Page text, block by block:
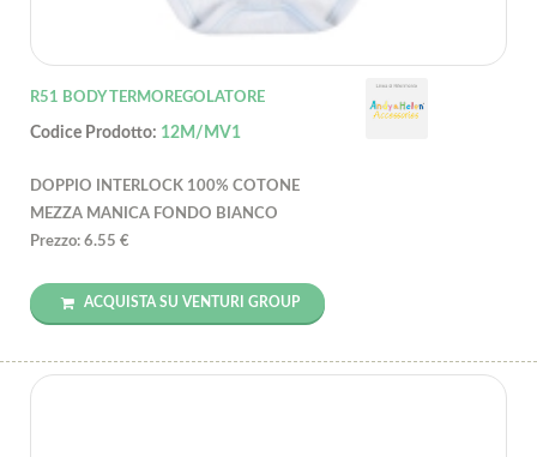
R51 BODY TERMOREGOLATORE
Codice Prodotto: 12M/MV1
DOPPIO INTERLOCK 100% COTONE
MEZZA MANICA FONDO BIANCO
Prezzo: 6.55 €
ACQUISTA SU VENTURI GROUP